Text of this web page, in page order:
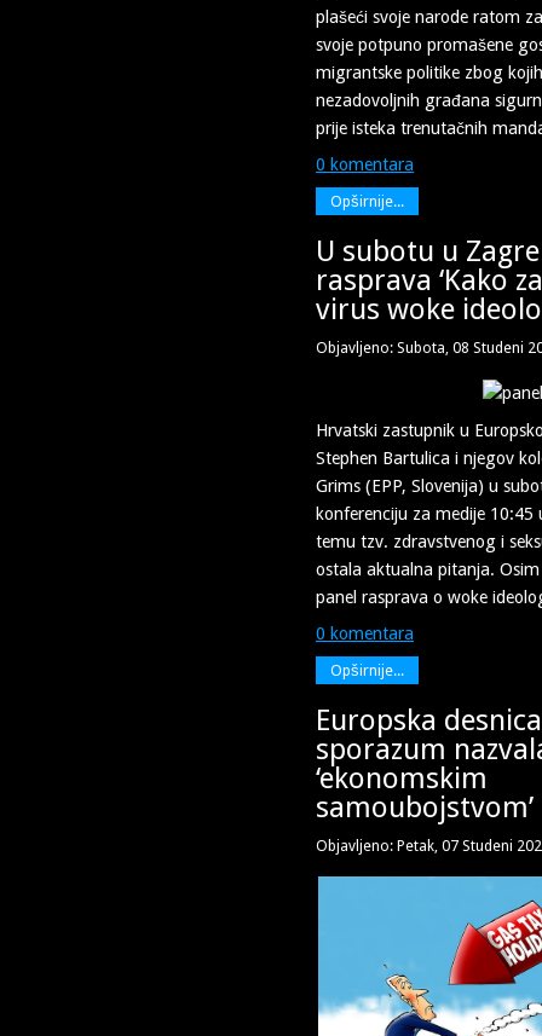
plašeći svoje narode ratom
svoje potpuno promašene
migrantske politike zbog
nezadovoljnih građana
prije isteka trenutačnih
0 komentara
Opširnije...
U subotu u
rasprava ‘Kako
virus woke
Objavljeno: Subota, 08 Studeni
Hrvatski zastupnik u
Stephen Bartulica i njegov
Grims (EPP, Slovenija) u
konferenciju za medije 10:45
temu tzv. zdravstvenog i
ostala aktualna pitanja.
panel rasprava o woke
0 komentara
Opširnije...
Europska
sporazum
‘ekonomskim
samoubojstvom’
Objavljeno: Petak, 07 Studeni